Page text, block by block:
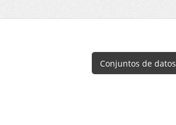
Conjuntos de datos